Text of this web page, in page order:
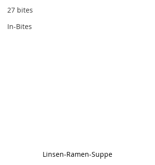
27 bites
In-Bites
Linsen-Ramen-Suppe